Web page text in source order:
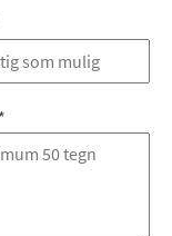
*